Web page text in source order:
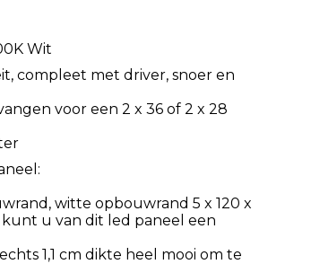
Wit
compleet met driver, snoer en
voor een 2 x 36 of 2 x 28
witte opbouwrand 5 x 120 x
u van dit led paneel een
1,1 cm dikte heel mooi om te